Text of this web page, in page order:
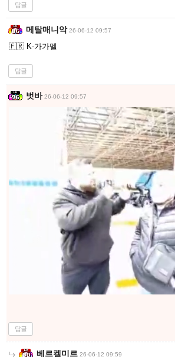
답글
메탈매니악 26-06-12 09:57
🇫🇷 K-가가멜
답글
벗바 26-06-12 09:57
답글
베르켈미르 26-06-12 09:59